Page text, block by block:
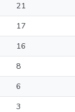
21
17
16
8
6
3